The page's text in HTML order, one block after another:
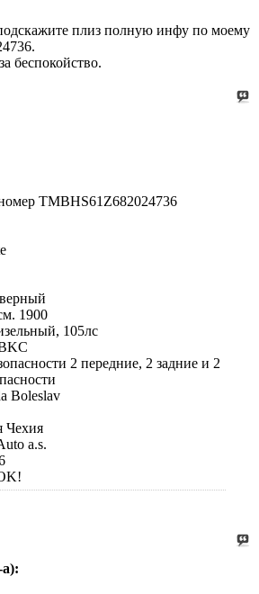
плиз полную инфу по моему
беспокойство.
TMBHS61Z682024736
1900
105лс
2 передние, 2 задние и 2
Boleslav
Чехия
a.s.
а):